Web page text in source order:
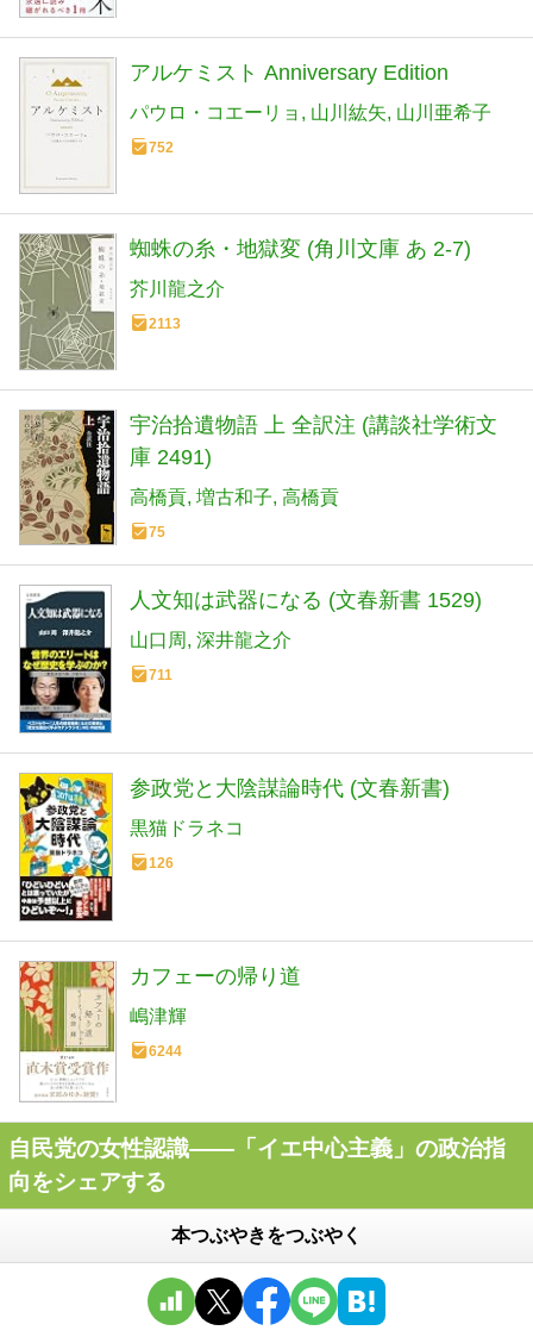
アルケミスト Anniversary Edition
パウロ・コエーリョ 山川紘矢 山川亜希子
752
蜘蛛の糸・地獄変 (角川文庫 あ 2-7)
芥川龍之介
2113
宇治拾遺物語 上 全訳注 (講談社学術文
庫 2491)
高橋貢 増古和子 高橋貢
75
人文知は武器になる (文春新書 1529)
山口周 深井龍之介
711
参政党と大陰謀論時代 (文春新書)
黒猫ドラネコ
126
カフェーの帰り道
嶋津輝
6244
自民党の女性認識――「イエ中心主義」の政治指
向をシェアする
本つぶやきをつぶやく